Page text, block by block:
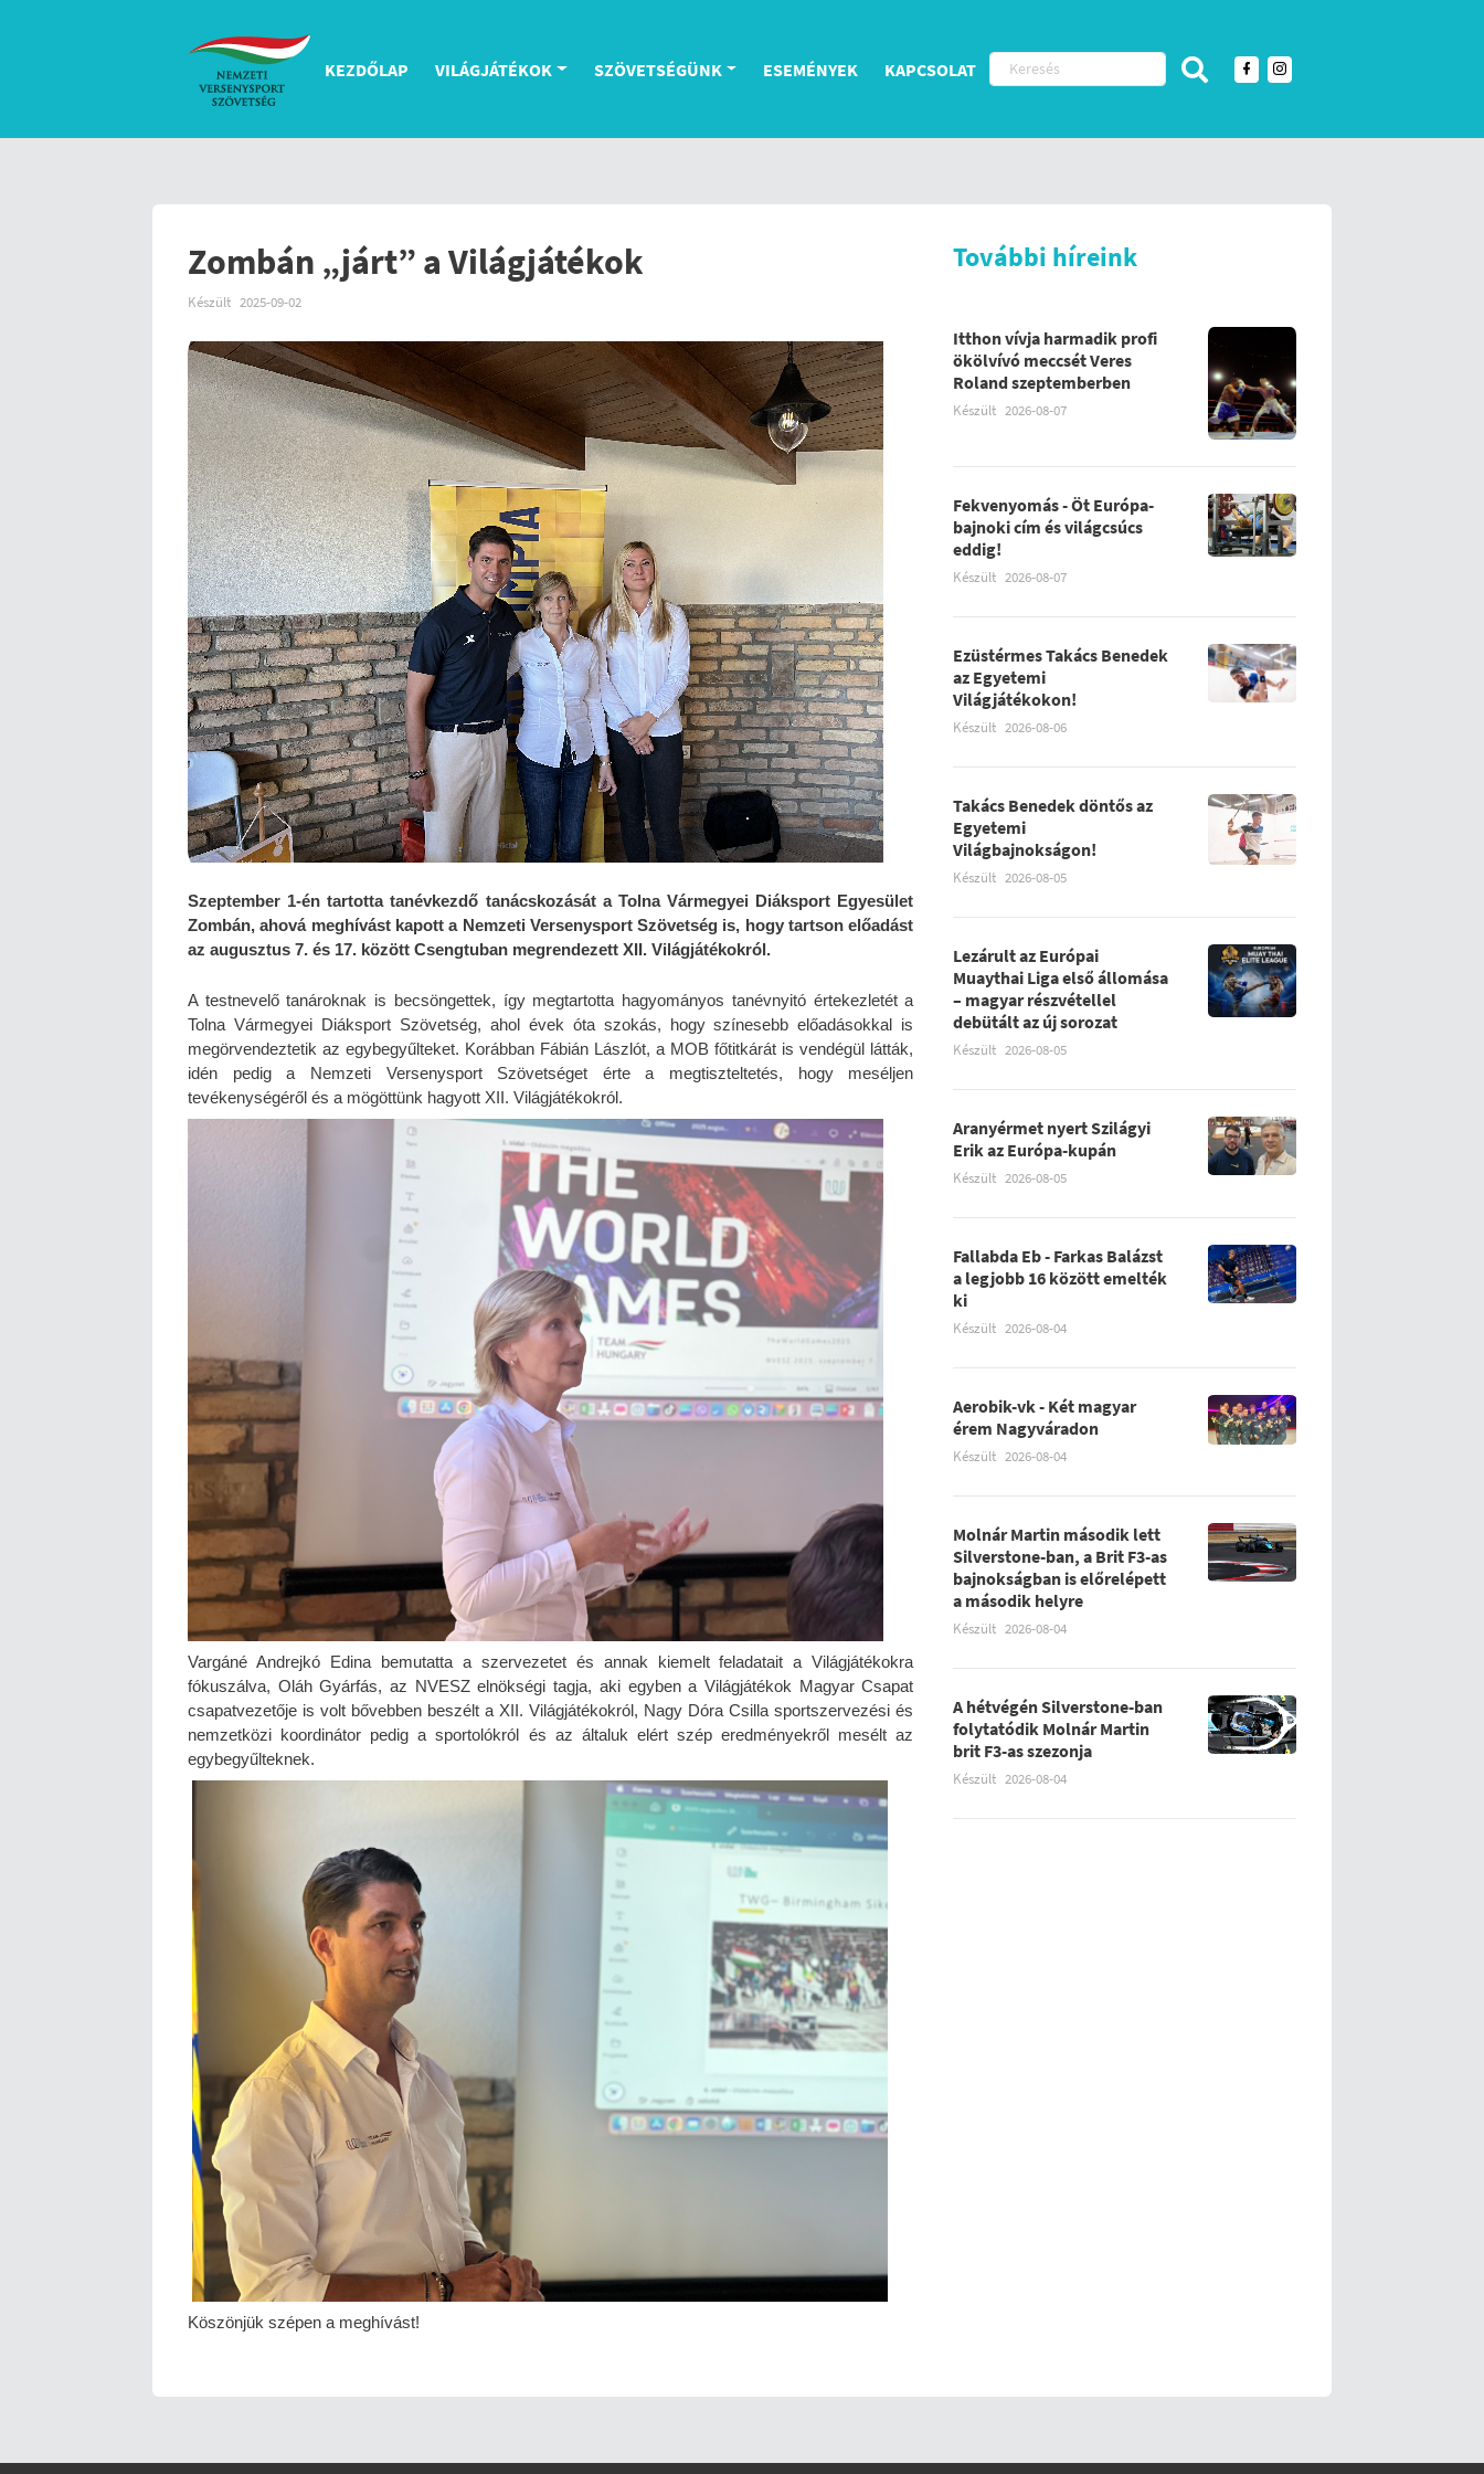
KEZDŐLAP VILÁGJÁTÉKOK SZÖVETSÉGÜNK ESEMÉNYEK KAPCSOLAT
Zombán „járt” a Világjátékok
Készült 2025-09-02
Szeptember 1-én tartotta tanévkezdő tanácskozását a Tolna Vármegyei Diáksport Egyesület
Zombán, ahová meghívást kapott a Nemzeti Versenysport Szövetség is, hogy tartson előadást
az augusztus 7. és 17. között Csengtuban megrendezett XII. Világjátékokról.
A testnevelő tanároknak is becsöngettek, így megtartotta hagyományos tanévnyitó értekezletét a
Tolna Vármegyei Diáksport Szövetség, ahol évek óta szokás, hogy színesebb előadásokkal is
megörvendeztetik az egybegyűlteket. Korábban Fábián Lászlót, a MOB főtitkárát is vendégül látták,
idén pedig a Nemzeti Versenysport Szövetséget érte a megtiszteltetés, hogy meséljen
tevékenységéről és a mögöttünk hagyott XII. Világjátékokról.
Vargáné Andrejkó Edina bemutatta a szervezetet és annak kiemelt feladatait a Világjátékokra
fókuszálva, Oláh Gyárfás, az NVESZ elnökségi tagja, aki egyben a Világjátékok Magyar Csapat
csapatvezetője is volt bővebben beszélt a XII. Világjátékokról, Nagy Dóra Csilla sportszervezési és
nemzetközi koordinátor pedig a sportolókról és az általuk elért szép eredményekről mesélt az
egybegyűlteknek.
Köszönjük szépen a meghívást!
További híreink
Itthon vívja harmadik profi
ökölvívó meccsét Veres
Roland szeptemberben
Készült 2026-08-07
Fekvenyomás - Öt Európa-
bajnoki cím és világcsúcs
eddig!
Készült 2026-08-07
Ezüstérmes Takács Benedek
az Egyetemi
Világjátékokon!
Készült 2026-08-06
Takács Benedek döntős az
Egyetemi
Világbajnokságon!
Készült 2026-08-05
Lezárult az Európai
Muaythai Liga első állomása
– magyar részvétellel
debütált az új sorozat
Készült 2026-08-05
Aranyérmet nyert Szilágyi
Erik az Európa-kupán
Készült 2026-08-05
Fallabda Eb - Farkas Balázst
a legjobb 16 között emelték
ki
Készült 2026-08-04
Aerobik-vk - Két magyar
érem Nagyváradon
Készült 2026-08-04
Molnár Martin második lett
Silverstone-ban, a Brit F3-as
bajnokságban is előrelépett
a második helyre
Készült 2026-08-04
A hétvégén Silverstone-ban
folytatódik Molnár Martin
brit F3-as szezonja
Készült 2026-08-04